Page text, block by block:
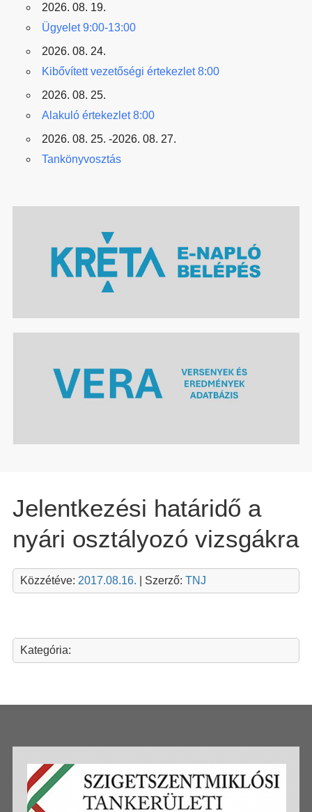
2026. 08. 19.
Ügyelet 9:00-13:00
2026. 08. 24.
Kibővített vezetőségi értekezlet 8:00
2026. 08. 25.
Alakuló értekezlet 8:00
2026. 08. 25. -2026. 08. 27.
Tankönyvosztás
Jelentkezési határidő a
nyári osztályozó vizsgákra
Közzétéve: 2017.08.16. | Szerző: TNJ
Kategória: